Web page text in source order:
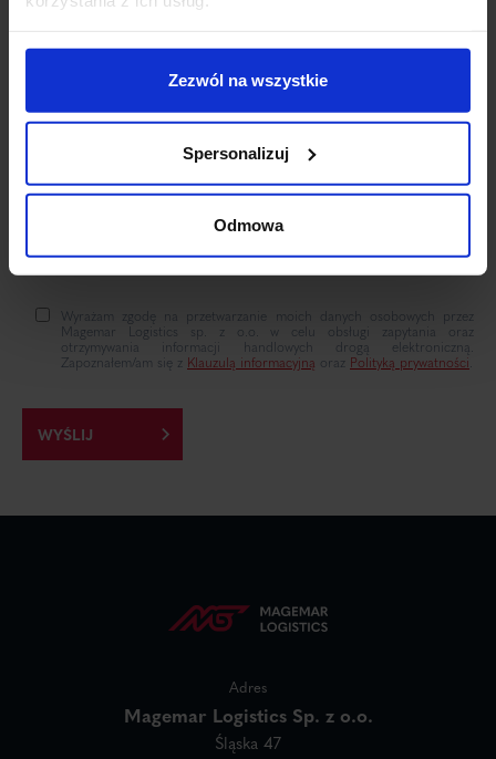
Zezwól na wszystkie
Spersonalizuj
Odmowa
Wyrażam zgodę na przetwarzanie moich danych osobowych przez
Magemar Logistics sp. z o.o. w celu obsługi zapytania oraz
otrzymywania informacji handlowych drogą elektroniczną.
Zapoznałem/am się z Klauzulą informacyjną oraz Polityką prywatności.
Adres
Magemar Logistics Sp. z o.o.
Śląska 47